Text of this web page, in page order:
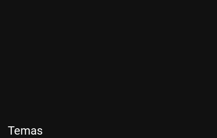
Temas